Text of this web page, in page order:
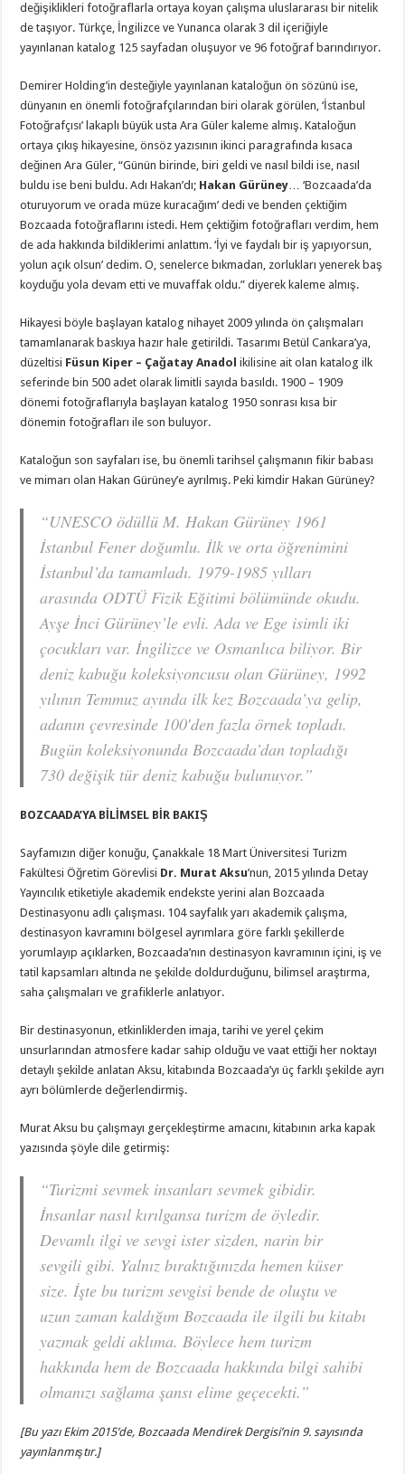
değişiklikleri fotoğraflarla ortaya koyan çalışma uluslararası bir nitelik
de taşıyor. Türkçe, İngilizce ve Yunanca olarak 3 dil içeriğiyle
yayınlanan katalog 125 sayfadan oluşuyor ve 96 fotoğraf barındırıyor.
Demirer Holding’in desteğiyle yayınlanan kataloğun ön sözünü ise,
dünyanın en önemli fotoğrafçılarından biri olarak görülen, ‘İstanbul
Fotoğrafçısı’ lakaplı büyük usta Ara Güler kaleme almış. Kataloğun
ortaya çıkış hikayesine, önsöz yazısının ikinci paragrafında kısaca
değinen Ara Güler, “Günün birinde, biri geldi ve nasıl bildi ise, nasıl
buldu ise beni buldu. Adı Hakan’dı; Hakan Gürüney… ‘Bozcaada’da
oturuyorum ve orada müze kuracağım’ dedi ve benden çektiğim
Bozcaada fotoğraflarını istedi. Hem çektiğim fotoğrafları verdim, hem
de ada hakkında bildiklerimi anlattım. ‘İyi ve faydalı bir iş yapıyorsun,
yolun açık olsun’ dedim. O, senelerce bıkmadan, zorlukları yenerek baş
koyduğu yola devam etti ve muvaffak oldu.” diyerek kaleme almış.
Hikayesi böyle başlayan katalog nihayet 2009 yılında ön çalışmaları
tamamlanarak baskıya hazır hale getirildi. Tasarımı Betül Cankara’ya,
düzeltisi Füsun Kiper – Çağatay Anadol ikilisine ait olan katalog ilk
seferinde bin 500 adet olarak limitli sayıda basıldı. 1900 – 1909
dönemi fotoğraflarıyla başlayan katalog 1950 sonrası kısa bir
dönemin fotoğrafları ile son buluyor.
Kataloğun son sayfaları ise, bu önemli tarihsel çalışmanın fikir babası
ve mimarı olan Hakan Gürüney’e ayrılmış. Peki kimdir Hakan Gürüney?
“UNESCO ödüllü M. Hakan Gürüney 1961
İstanbul Fener doğumlu. İlk ve orta öğrenimini
İstanbul’da tamamladı. 1979-1985 yılları
arasında ODTÜ Fizik Eğitimi bölümünde okudu.
Ayşe İnci Gürüney’le evli. Ada ve Ege isimli iki
çocukları var. İngilizce ve Osmanlıca biliyor. Bir
deniz kabuğu koleksiyoncusu olan Gürüney, 1992
yılının Temmuz ayında ilk kez Bozcaada’ya gelip,
adanın çevresinde 100′den fazla örnek topladı.
Bugün koleksiyonunda Bozcaada’dan topladığı
730 değişik tür deniz kabuğu bulunuyor.”
BOZCAADA’YA BİLİMSEL BİR BAKIŞ
Sayfamızın diğer konuğu, Çanakkale 18 Mart Üniversitesi Turizm
Fakültesi Öğretim Görevlisi Dr. Murat Aksu’nun, 2015 yılında Detay
Yayıncılık etiketiyle akademik endekste yerini alan Bozcaada
Destinasyonu adlı çalışması. 104 sayfalık yarı akademik çalışma,
destinasyon kavramını bölgesel ayrımlara göre farklı şekillerde
yorumlayıp açıklarken, Bozcaada’nın destinasyon kavramının içini, iş ve
tatil kapsamları altında ne şekilde doldurduğunu, bilimsel araştırma,
saha çalışmaları ve grafiklerle anlatıyor.
Bir destinasyonun, etkinliklerden imaja, tarihi ve yerel çekim
unsurlarından atmosfere kadar sahip olduğu ve vaat ettiği her noktayı
detaylı şekilde anlatan Aksu, kitabında Bozcaada’yı üç farklı şekilde ayrı
ayrı bölümlerde değerlendirmiş.
Murat Aksu bu çalışmayı gerçekleştirme amacını, kitabının arka kapak
yazısında şöyle dile getirmiş:
“Turizmi sevmek insanları sevmek gibidir.
İnsanlar nasıl kırılgansa turizm de öyledir.
Devamlı ilgi ve sevgi ister sizden, narin bir
sevgili gibi. Yalnız bıraktığınızda hemen küser
size. İşte bu turizm sevgisi bende de oluştu ve
uzun zaman kaldığım Bozcaada ile ilgili bu kitabı
yazmak geldi aklıma. Böylece hem turizm
hakkında hem de Bozcaada hakkında bilgi sahibi
olmanızı sağlama şansı elime geçecekti.”
[Bu yazı Ekim 2015’de, Bozcaada Mendirek Dergisi’nin 9. sayısında
yayınlanmıştır.]